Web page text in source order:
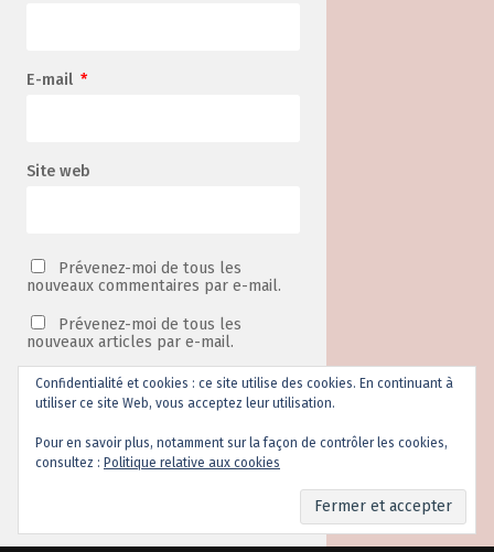
E-mail *
Site web
Prévenez-moi de tous les
nouveaux commentaires par e-mail.
Prévenez-moi de tous les
nouveaux articles par e-mail.
réduire les indésirables. En
savoir plus sur la façon dont les
données de vos commentaires
Confidentialité et cookies : ce site utilise des cookies. En continuant à
utiliser ce site Web, vous acceptez leur utilisation.
Pour en savoir plus, notamment sur la façon de contrôler les cookies,
consultez : Politique relative aux cookies